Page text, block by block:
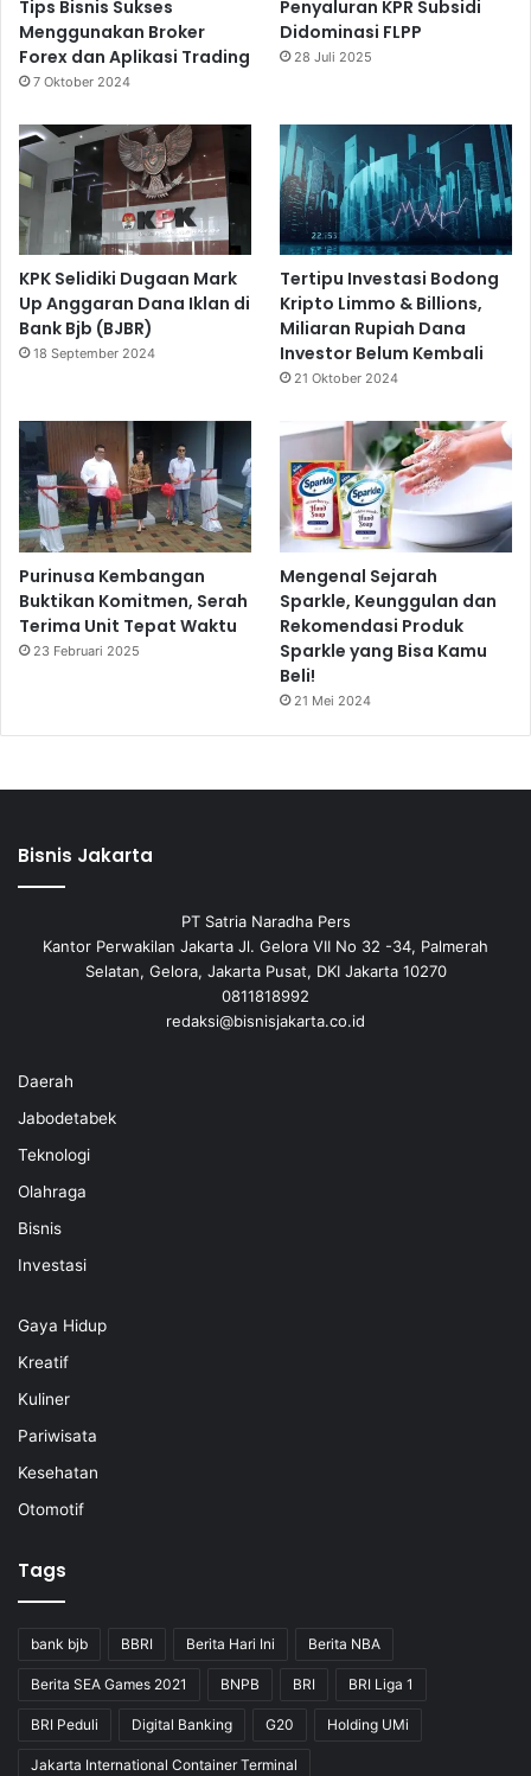
Tips Bisnis Sukses
Menggunakan Broker
Forex dan Aplikasi Trading
7 Oktober 2024
Penyaluran KPR Subsidi
Didominasi FLPP
28 Juli 2025
KPK Selidiki Dugaan Mark
Up Anggaran Dana Iklan di
Bank Bjb (BJBR)
18 September 2024
Tertipu Investasi Bodong
Kripto Limmo & Billions,
Miliaran Rupiah Dana
Investor Belum Kembali
21 Oktober 2024
Purinusa Kembangan
Buktikan Komitmen, Serah
Terima Unit Tepat Waktu
23 Februari 2025
Mengenal Sejarah
Sparkle, Keunggulan dan
Rekomendasi Produk
Sparkle yang Bisa Kamu
Beli!
21 Mei 2024
Bisnis Jakarta
PT Satria Naradha Pers
Kantor Perwakilan Jakarta Jl. Gelora VII No 32 -34, Palmerah
Selatan, Gelora, Jakarta Pusat, DKI Jakarta 10270
0811818992
redaksi@bisnisjakarta.co.id
Daerah
Jabodetabek
Teknologi
Olahraga
Bisnis
Investasi
Gaya Hidup
Kreatif
Kuliner
Pariwisata
Kesehatan
Otomotif
Tags
bank bjb BBRI Berita Hari Ini Berita NBA
Berita SEA Games 2021 BNPB BRI BRI Liga 1
BRI Peduli Digital Banking G20 Holding UMi
Jakarta International Container Terminal